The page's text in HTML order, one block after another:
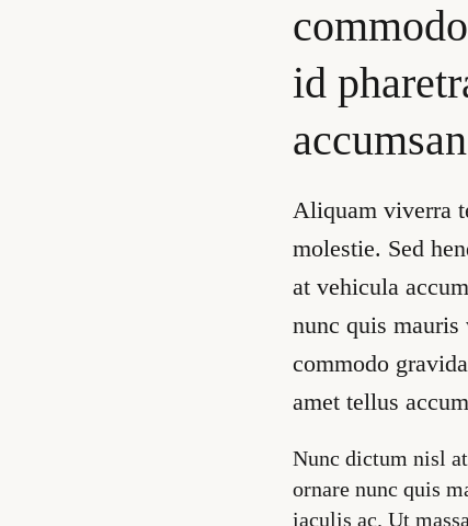
id
Aliquam viverra
molestie. Sed
at vehicula
nunc quis
commodo
amet tellus
Nunc dictum nisl
ornare nunc quis
iaculis ac. Ut